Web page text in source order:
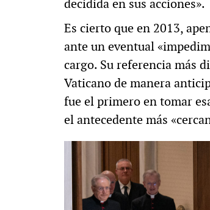
decidida en sus acciones».
Es cierto que en 2013,
ante un eventual
cargo. Su referencia más
Vaticano de manera
fue el primero en tomar
el antecedente más